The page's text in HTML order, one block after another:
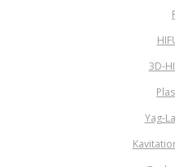
3D-
Yag-